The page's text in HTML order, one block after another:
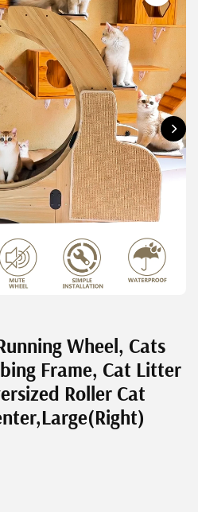
Wheel, Cats
Frame, Cat Litter
Roller Cat